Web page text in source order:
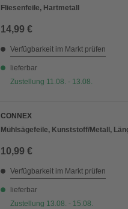
Fliesenfeile, Hartmetall
14,99 €
Verfügbarkeit im Markt prüfen
lieferbar
Zustellung 11.08. - 13.08.
CONNEX
Mühlsägefeile, Kunststoff/Metall,
10,99 €
Verfügbarkeit im Markt prüfen
lieferbar
Zustellung 13.08. - 15.08.